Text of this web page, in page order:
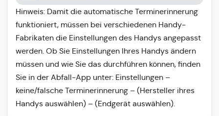
Hinweis: Damit die automatische Terminerinnerung
funktioniert, müssen bei verschiedenen Handy-
Fabrikaten die Einstellungen des Handys angepasst
werden. Ob Sie Einstellungen Ihres Handys ändern
müssen und wie Sie das durchführen können, finden
Sie in der Abfall-App unter: Einstellungen –
keine/falsche Terminerinnerung – (Hersteller ihres
Handys auswählen) – (Endgerät auswählen).